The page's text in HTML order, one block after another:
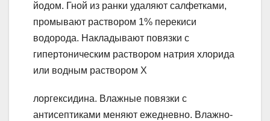
йодом. Гной из ранки удаляют салфетками,
промывают раствором 1% перекиси
водорода. Накладывают повязки с
гипертоническим раствором натрия хлорида
или водным раствором Х
лоргексидина. Влажные повязки с
антисептиками меняют ежедневно. Влажно-